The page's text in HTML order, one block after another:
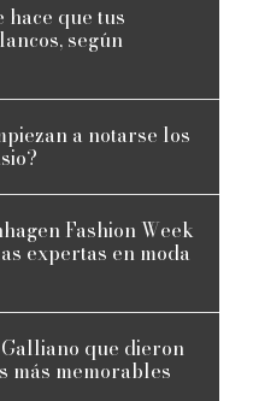
que tus
según
a notarse los
Fashion Week
expertas en moda
que dieron
más memorables